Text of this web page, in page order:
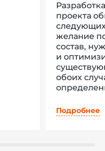
проекта
следующих
желание
состав,
и
обоих
Подробнее